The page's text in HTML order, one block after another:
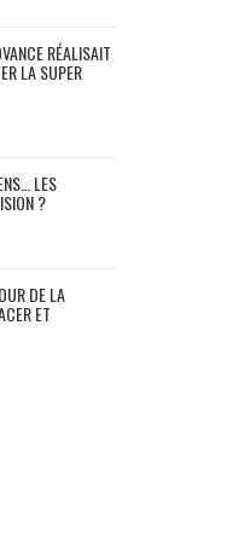
RÉALISAIT
LA SUPER
LES
?
DE LA
ET